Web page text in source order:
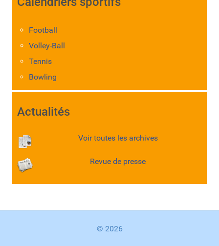
Football
Volley-Ball
Tennis
Bowling
Actualités
Voir toutes les archives
Revue de presse
© 2026